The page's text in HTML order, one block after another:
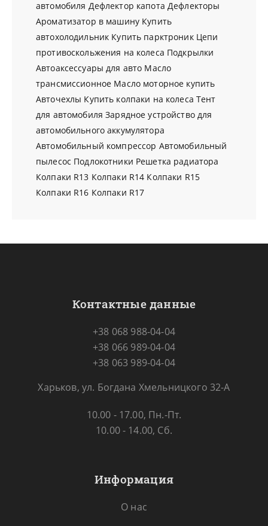
автомобиля Дефлектор капота Дефлекторы
Ароматизатор в машину Купить
автохолодильник Купить парктроник Цепи
противоскольжения на колеса Подкрылки
Автоаксессуары для авто Масло
трансмиссионное Масло моторное купить
Авточехлы Купить колпаки на колеса Тент
для автомобиля Зарядное устройство для
автомобильного аккумулятора
Автомобильный компрессор Автомобильный
пылесос Подлокотники Решетка радиатора
Колпаки R13 Колпаки R14 Колпаки R15
Колпаки R16 Колпаки R17
Контактные данные
+38 068 988-04-04
+38 066 989-04-04
+38 063 989-04-04
Харьков, ул. Богдана Хмельницкого 32-А
10.00 - 17.00, Пн.-Пт.
10.00 - 14.00, Сб.
Информация
О нас